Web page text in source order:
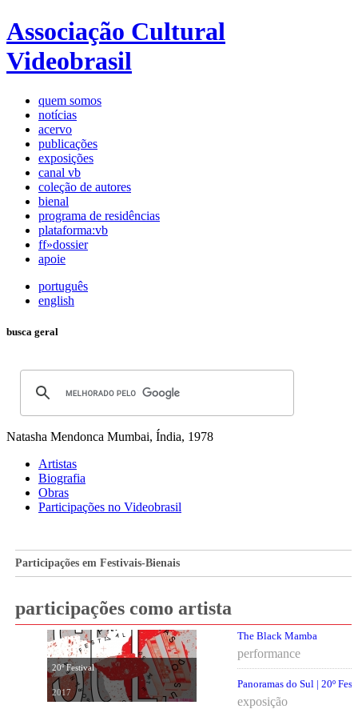
Associação Cultural
Videobrasil
quem somos
notícias
acervo
publicações
exposições
canal vb
coleção de autores
bienal
programa de residências
plataforma:vb
ff»dossier
apoie
português
english
busca geral
Natasha Mendonca Mumbai, Índia, 1978
Artistas
Biografia
Obras
Participações no Videobrasil
Participações em Festivais-Bienais
participações como artista
20º Festival
2017
The Black Mamba
performance
Panoramas do Sul | 20º
exposição